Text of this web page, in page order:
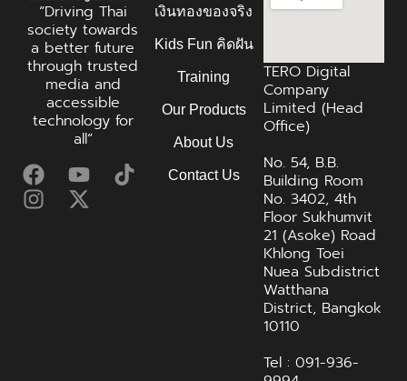
“Driving Thai
society towards
a better future
through trusted
media and
accessible
technology for
all”
เงินทองของจริง
Kids Fun คิดฝัน
Training
Our Products
About Us
Contact Us
TERO Digital
Company
Limited (Head
Office)
No. 54, B.B.
Building Room
No. 3402, 4th
Floor Sukhumvit
21 (Asoke) Road
Khlong Toei
Nuea Subdistrict
Watthana
District, Bangkok
10110
Tel : 091-936-